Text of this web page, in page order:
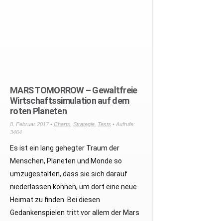
MARS TOMORROW – Gewaltfreie
Wirtschaftssimulation auf dem
roten Planeten
8. Februar 2017 • Charts Strategie Tests • Aufrufe:
3464
Es ist ein lang gehegter Traum der
Menschen, Planeten und Monde so
umzugestalten, dass sie sich darauf
niederlassen können, um dort eine neue
Heimat zu finden. Bei diesen
Gedankenspielen tritt vor allem der Mars